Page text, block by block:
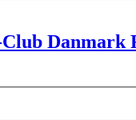
Danmark